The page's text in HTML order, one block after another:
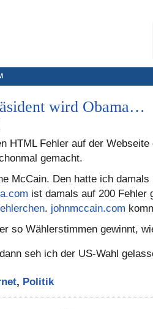
wird Obama…
HTML Fehler auf der
gemacht.
McCain. Den hatte ich
ist damals auf 200 Fehler
. johnmccain.com
so Wählerstimmen gewinnt,
seh ich der US-Wahl
, Politik